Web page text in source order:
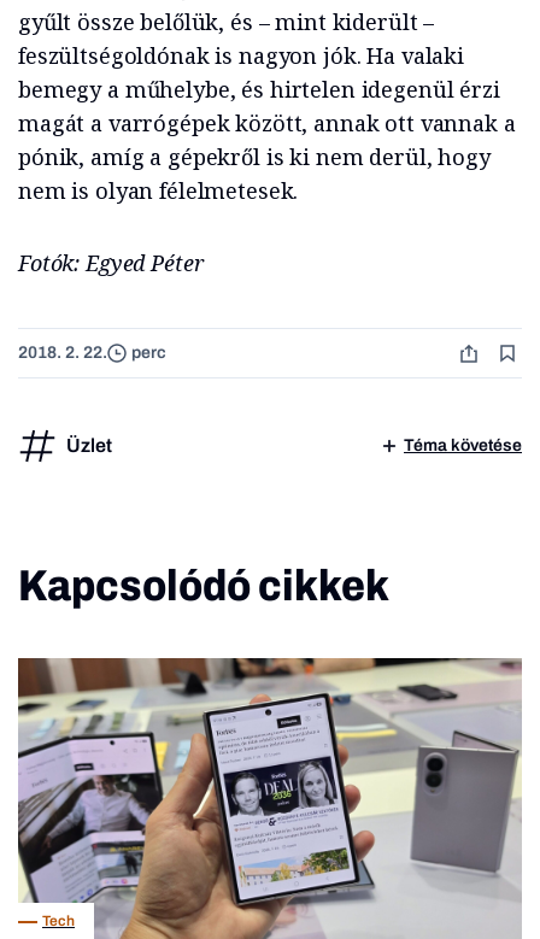
gyűlt össze belőlük, és – mint kiderült –
feszültségoldónak is nagyon jók. Ha valaki
bemegy a műhelybe, és hirtelen idegenül érzi
magát a varrógépek között, annak ott vannak a
pónik, amíg a gépekről is ki nem derül, hogy
nem is olyan félelmetesek.
Fotók: Egyed Péter
2018. 2. 22. perc
Üzlet Téma követése
Kapcsolódó cikkek
Tech